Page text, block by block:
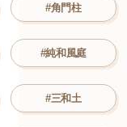
#角門柱
#純和風庭
#三和土